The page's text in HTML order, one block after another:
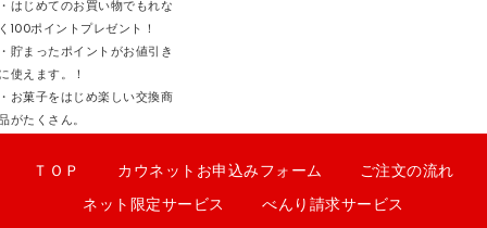
はじめてのお買い物でもれな
100ポイントプレゼント！
貯まったポイントがお値引き
使えます。！
お菓子をはじめ楽しい交換商
がたくさん。
ＴＯＰ カウネットお申込みフォーム ご注文の流れ
ネット限定サービス べんり請求サービス